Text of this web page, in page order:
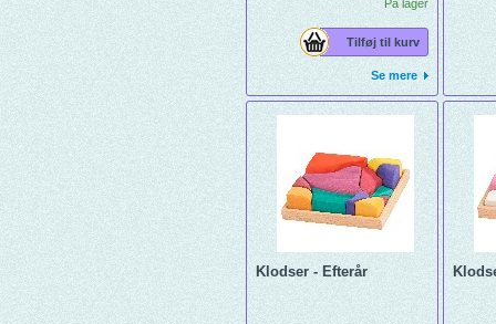
På lager
Tilføj til kurv
Se mere
Klodser - Efterår